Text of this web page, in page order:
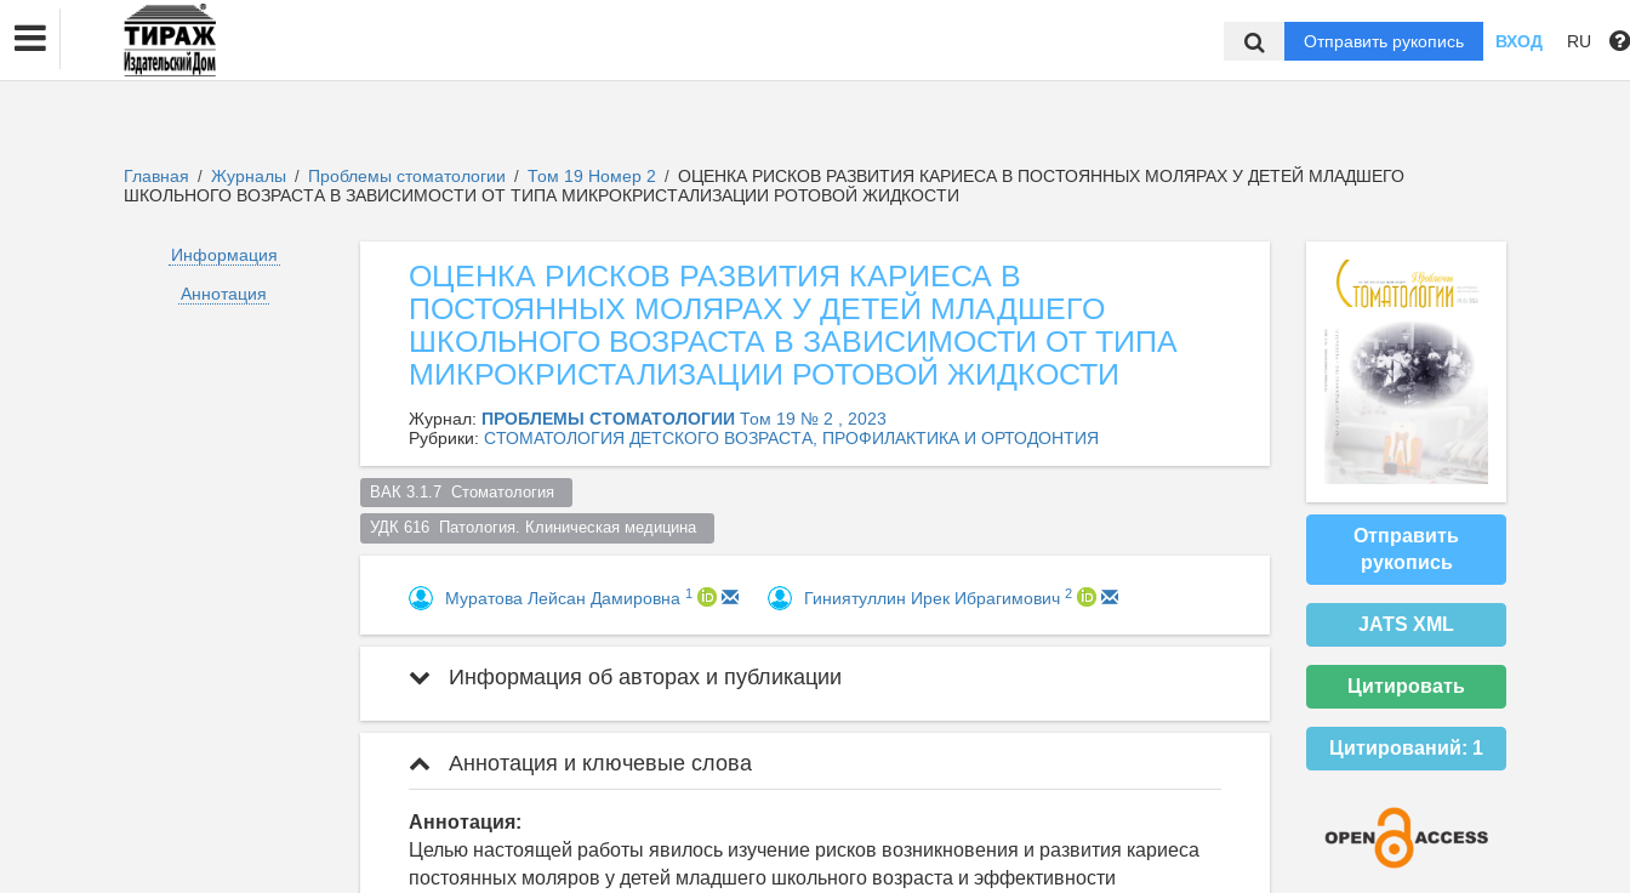
Отправить рукопись ВХОД RU
Главная / Журналы / Проблемы стоматологии / Том 19 Номер 2 / ОЦЕНКА РИСКОВ РАЗВИТИЯ КАРИЕСА В ПОСТОЯННЫХ МОЛЯРАХ У ДЕТЕЙ МЛАДШЕГО
ШКОЛЬНОГО ВОЗРАСТА В ЗАВИСИМОСТИ ОТ ТИПА МИКРОКРИСТАЛИЗАЦИИ РОТОВОЙ ЖИДКОСТИ
Информация
Аннотация
ОЦЕНКА РИСКОВ РАЗВИТИЯ КАРИЕСА В
ПОСТОЯННЫХ МОЛЯРАХ У ДЕТЕЙ МЛАДШЕГО
ШКОЛЬНОГО ВОЗРАСТА В ЗАВИСИМОСТИ ОТ ТИПА
МИКРОКРИСТАЛИЗАЦИИ РОТОВОЙ ЖИДКОСТИ
Журнал: ПРОБЛЕМЫ СТОМАТОЛОГИИ Том 19 № 2 , 2023
Рубрики: СТОМАТОЛОГИЯ ДЕТСКОГО ВОЗРАСТА, ПРОФИЛАКТИКА И ОРТОДОНТИЯ
ВАК 3.1.7  Стоматология
УДК 616  Патология. Клиническая медицина
Муратова Лейсан Дамировна 1 Гиниятуллин Ирек Ибрагимович 2
Информация об авторах и публикации
Аннотация и ключевые слова
Аннотация:
Целью настоящей работы явилось изучение рисков возникновения и развития кариеса
постоянных моляров у детей младшего школьного возраста и эффективности
Отправить
рукопись
JATS XML
Цитировать
Цитирований: 1